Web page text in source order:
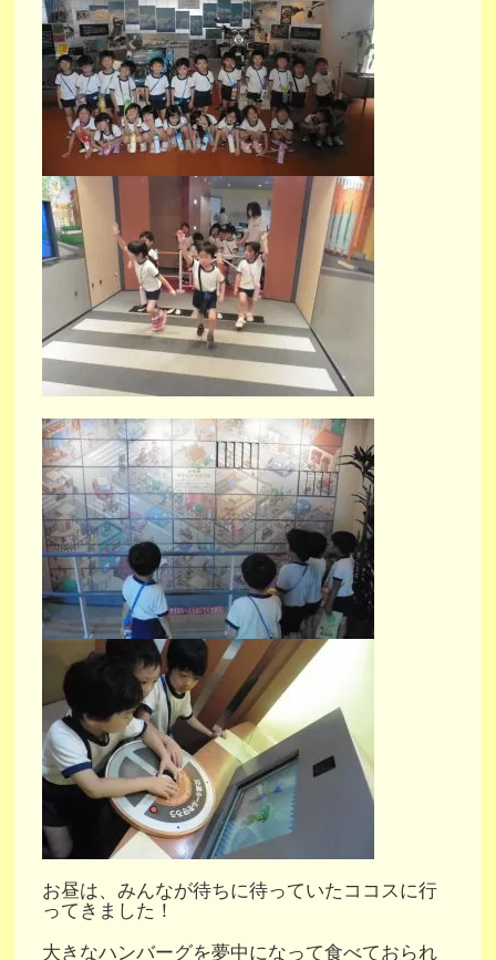
お昼は、みんなが待ちに待っていたココスに行
ってきました！
大きなハンバーグを夢中になって食べておられ